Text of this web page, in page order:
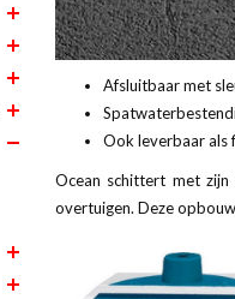
Afsluitbaar met
Ook leverbaar als
Ocean schittert met
overtuigen. Deze